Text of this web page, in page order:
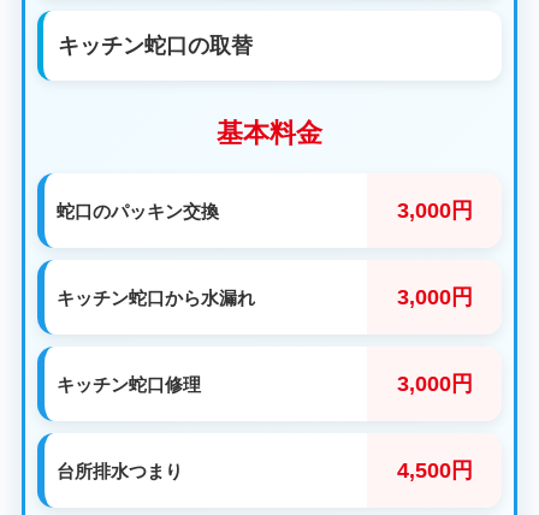
キッチン蛇口の取替
基本料金
蛇口のパッキン交換 3,000円
キッチン蛇口から水漏れ 3,000円
キッチン蛇口修理 3,000円
台所排水つまり 4,500円